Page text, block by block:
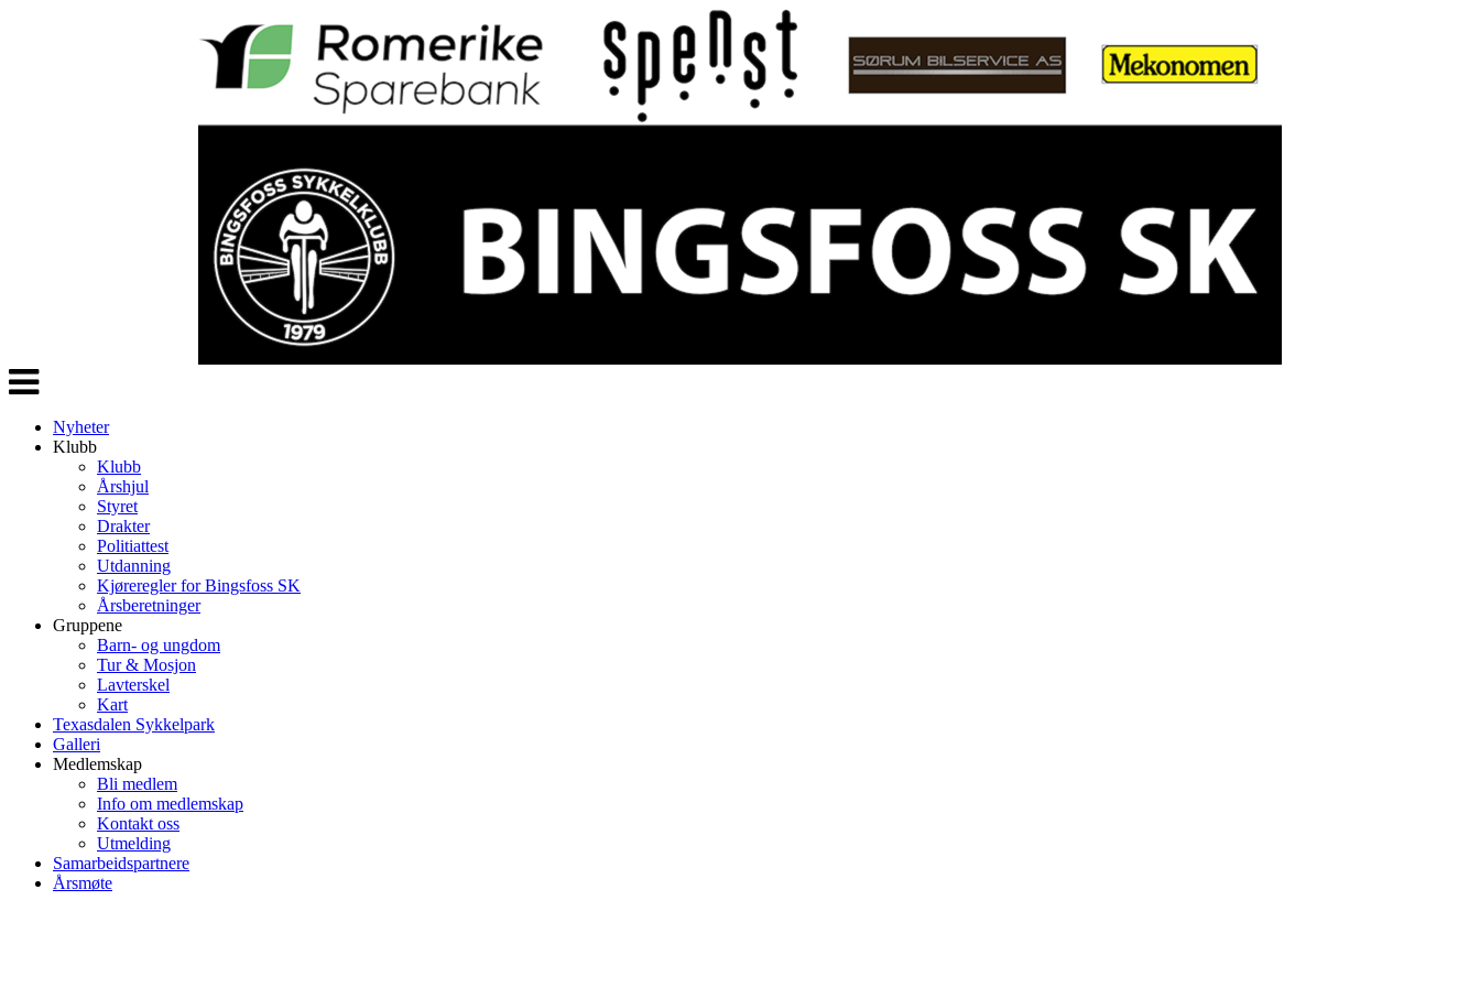
Veksle
navigasjon
Nyheter
Klubb
Klubb
Årshjul
Styret
Drakter
Politiattest
Utdanning
Kjøreregler for Bingsfoss SK
Årsberetninger
Gruppene
Barn- og ungdom
Tur & Mosjon
Lavterskel
Kart
Texasdalen Sykkelpark
Galleri
Medlemskap
Bli medlem
Info om medlemskap
Kontakt oss
Utmelding
Samarbeidspartnere
Årsmøte